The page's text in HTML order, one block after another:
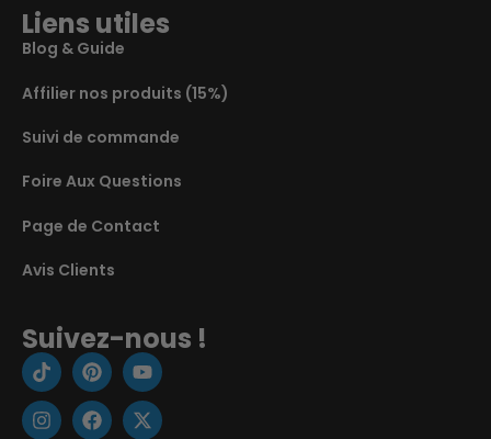
Liens utiles
Blog & Guide
Affilier nos produits (15%)
Suivi de commande
Foire Aux Questions
Page de Contact
Avis Clients
Suivez-nous !